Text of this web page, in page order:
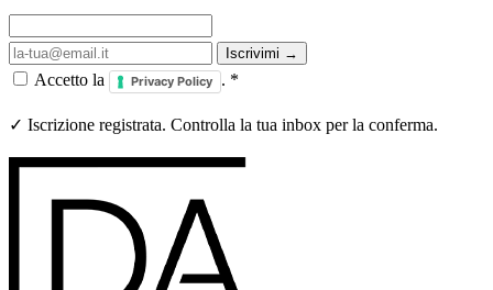
Iscrivimi →
Accetto la Privacy Policy . *
✓ Iscrizione registrata. Controlla la tua inbox per la conferma.